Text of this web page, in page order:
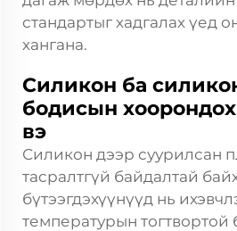
стандартыг хадгалах үед
хангана.
Силикон ба
бодисын
вэ
Силикон дээр суурилсан
тасралтгүй байдалтай
бүтээгдэхүүнүүд нь
температурын тогтвортой